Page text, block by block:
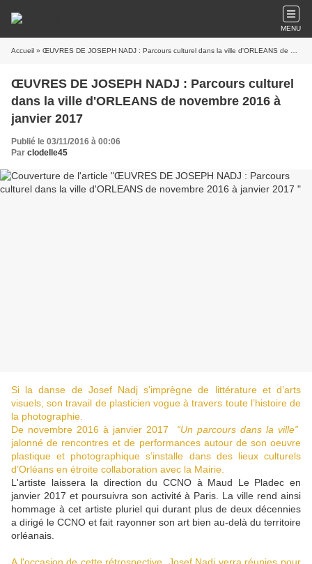
MENU
Accueil » ŒUVRES DE JOSEPH NADJ : Parcours culturel dans la ville d'ORLEANS de novembre 2016 à janvier 2017
ŒUVRES DE JOSEPH NADJ : Parcours culturel
dans la ville d'ORLEANS de novembre 2016 à
janvier 2017
Publié le 03/11/2016 à 00:06
Par clodelle45
Si la danse de Josef Nadj s'imprègne de littérature et d’arts
visuels, son travail de plasticien vogue à travers toute l’histoire de
la photographie.
De novembre 2016 à janvier 2017 “Un parcours dans la ville”
jalonné de rencontres et de performances autour de son oeuvre
plastique et photographique s’installe dans des lieux culturels
d’Orléans en étroite collaboration avec la Mairie.
L'artiste laissera la direction du CCNO à Maud Le Pladec en
janvier 2017 et poursuivra son activité à Paris. La ville rend ainsi
hommage à cet artiste pluriel qui durant plus de deux décennies
a dirigé le CCNO et fait rayonner son art bien au-delà du territoire
orléanais.